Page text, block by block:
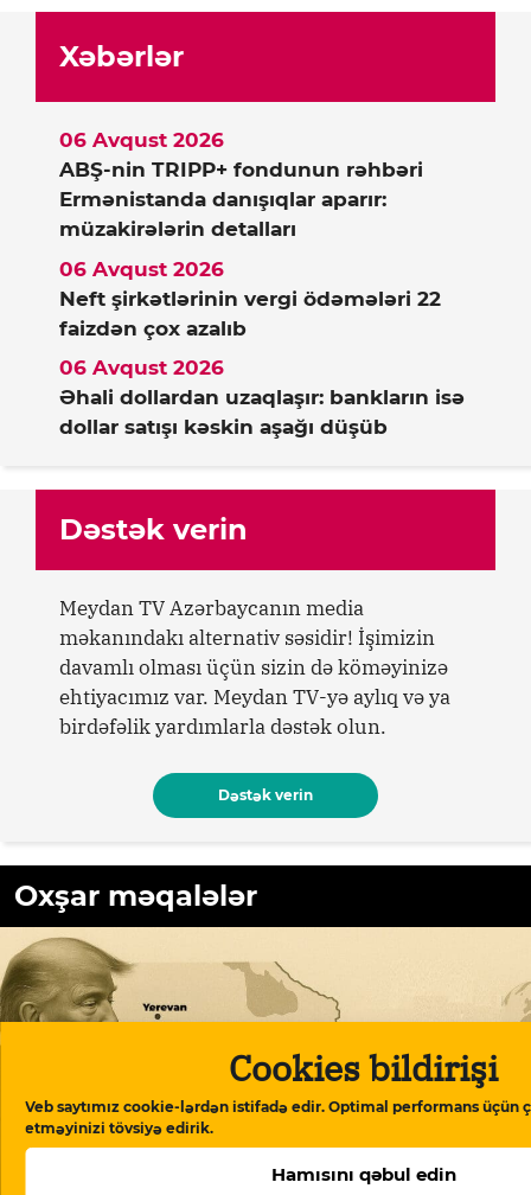
Cookies bildirişi
Veb saytımız cookie-lərdən istifadə edir. Optimal performans üçün
etməyinizi tövsiyə edirik.
Hamısını qəbul edin
Xəbərlər
ABŞ-nin TRIPP+ fondunun rəhbəri
Ermənistanda danışıqlar aparır:
müzakirələrin detalları
06 Avqust 2026
Neft şirkətlərinin vergi ödəmələri 22
faizdən çox azalıb
06 Avqust 2026
Əhali dollardan uzaqlaşır: bankların isə
dollar satışı kəskin aşağı düşüb
06 Avqust 2026
Dəstək verin
Meydan TV Azərbaycanın media
məkanındakı alternativ səsidir! İşimizin
davamlı olması üçün sizin də köməyinizə
ehtiyacımız var. Meydan TV-yə aylıq və ya
birdəfəlik yardımlarla dəstək olun.
Dəstək verin
Oxşar məqalələr